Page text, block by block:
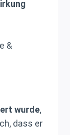
&
wurde,
dass er